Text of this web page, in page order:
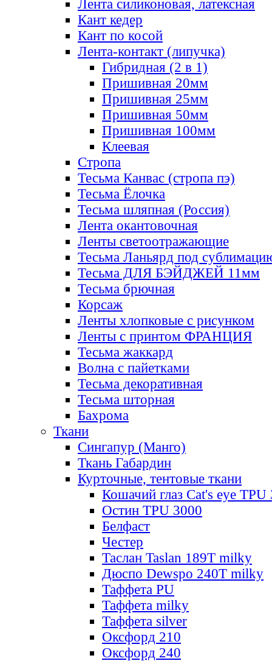
Лента силиконовая, латексная
Кант кедер
Кант по косой
Лента-контакт (липучка)
Гибридная (2 в 1)
Пришивная 20мм
Пришивная 25мм
Пришивная 50мм
Пришивная 100мм
Клеевая
Стропа
Тесьма Канвас (стропа пэ)
Тесьма Ёлочка
Тесьма шляпная (Россия)
Лента окантовочная
Ленты светоотражающие
Тесьма Ланьярд под
Тесьма ДЛЯ БЭЙДЖЕЙ 11мм
Тесьма брючная
Корсаж
Ленты хлопковые с рисунком
Ленты с принтом ФРАНЦИЯ
Тесьма жаккард
Волна с пайетками
Тесьма декоративная
Тесьма шторная
Бахрома
Ткани
Сингапур (Манго)
Ткань Габардин
Курточные, тентовые ткани
Кошачий глаз Cat's eye TPU
Остин TPU 3000
Белфаст
Честер
Таслан Taslan 189T milky
Дюспо Dewspo 240T milky
Таффета PU
Таффета milky
Таффета silver
Оксфорд 210
Оксфорд 240